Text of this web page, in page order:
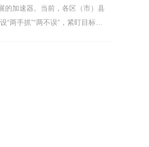
的加速器。当前，各区（市）县
“两手抓”“两不误”，紧盯目标节